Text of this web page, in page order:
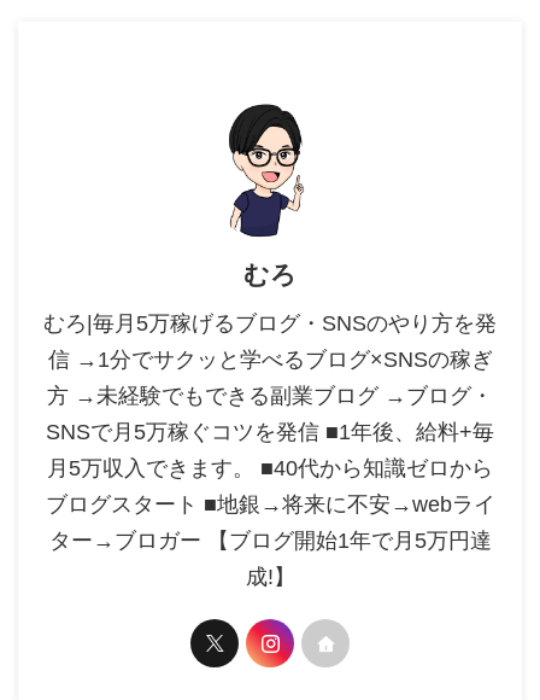
むろ
むろ|毎月5万稼げるブログ・SNSのやり方を発
信 →1分でサクッと学べるブログ×SNSの稼ぎ
方 →未経験でもできる副業ブログ →ブログ・
SNSで月5万稼ぐコツを発信 ■1年後、給料+毎
月5万収入できます。 ■40代から知識ゼロから
ブログスタート ■地銀→将来に不安→webライ
ター→ブロガー 【ブログ開始1年で月5万円達
成!】